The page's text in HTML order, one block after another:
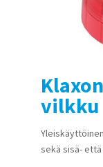
vilkku
sekä sisä- että